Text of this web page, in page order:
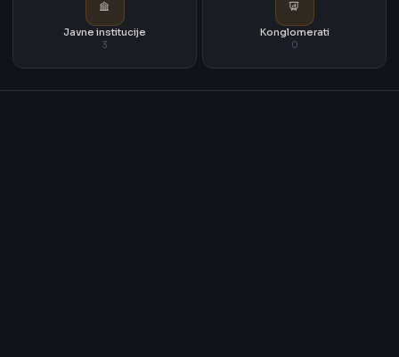
Javne institucije
3
Konglomerati
0